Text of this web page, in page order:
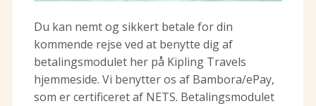
Du kan nemt og sikkert betale for din
kommende rejse ved at benytte dig af
betalingsmodulet her på Kipling Travels
hjemmeside. Vi benytter os af Bambora/ePay,
som er certificeret af NETS. Betalingsmodulet